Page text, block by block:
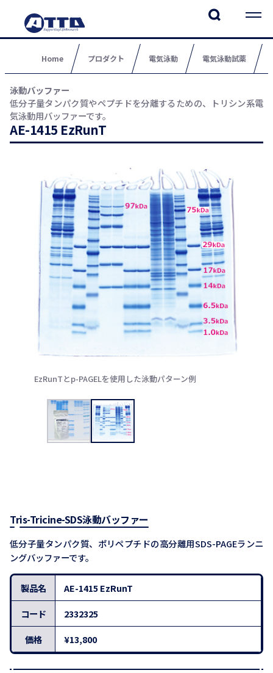
Home プロダクト 電気泳動 電気泳動試薬
泳動バッファー
低分子量タンパク質やペプチドを分離するための、トリシン系電
気泳動用バッファーです。
AE-1415 EzRunT
EzRunTとp-PAGELを使用した泳動パターン例
Tris-Tricine-SDS泳動バッファー
低分子量タンパク質、ポリペプチドの高分離用SDS-PAGEランニ
ングバッファーです。
製品名
AE-1415 EzRunT
コード
2332325
価格
¥13,800